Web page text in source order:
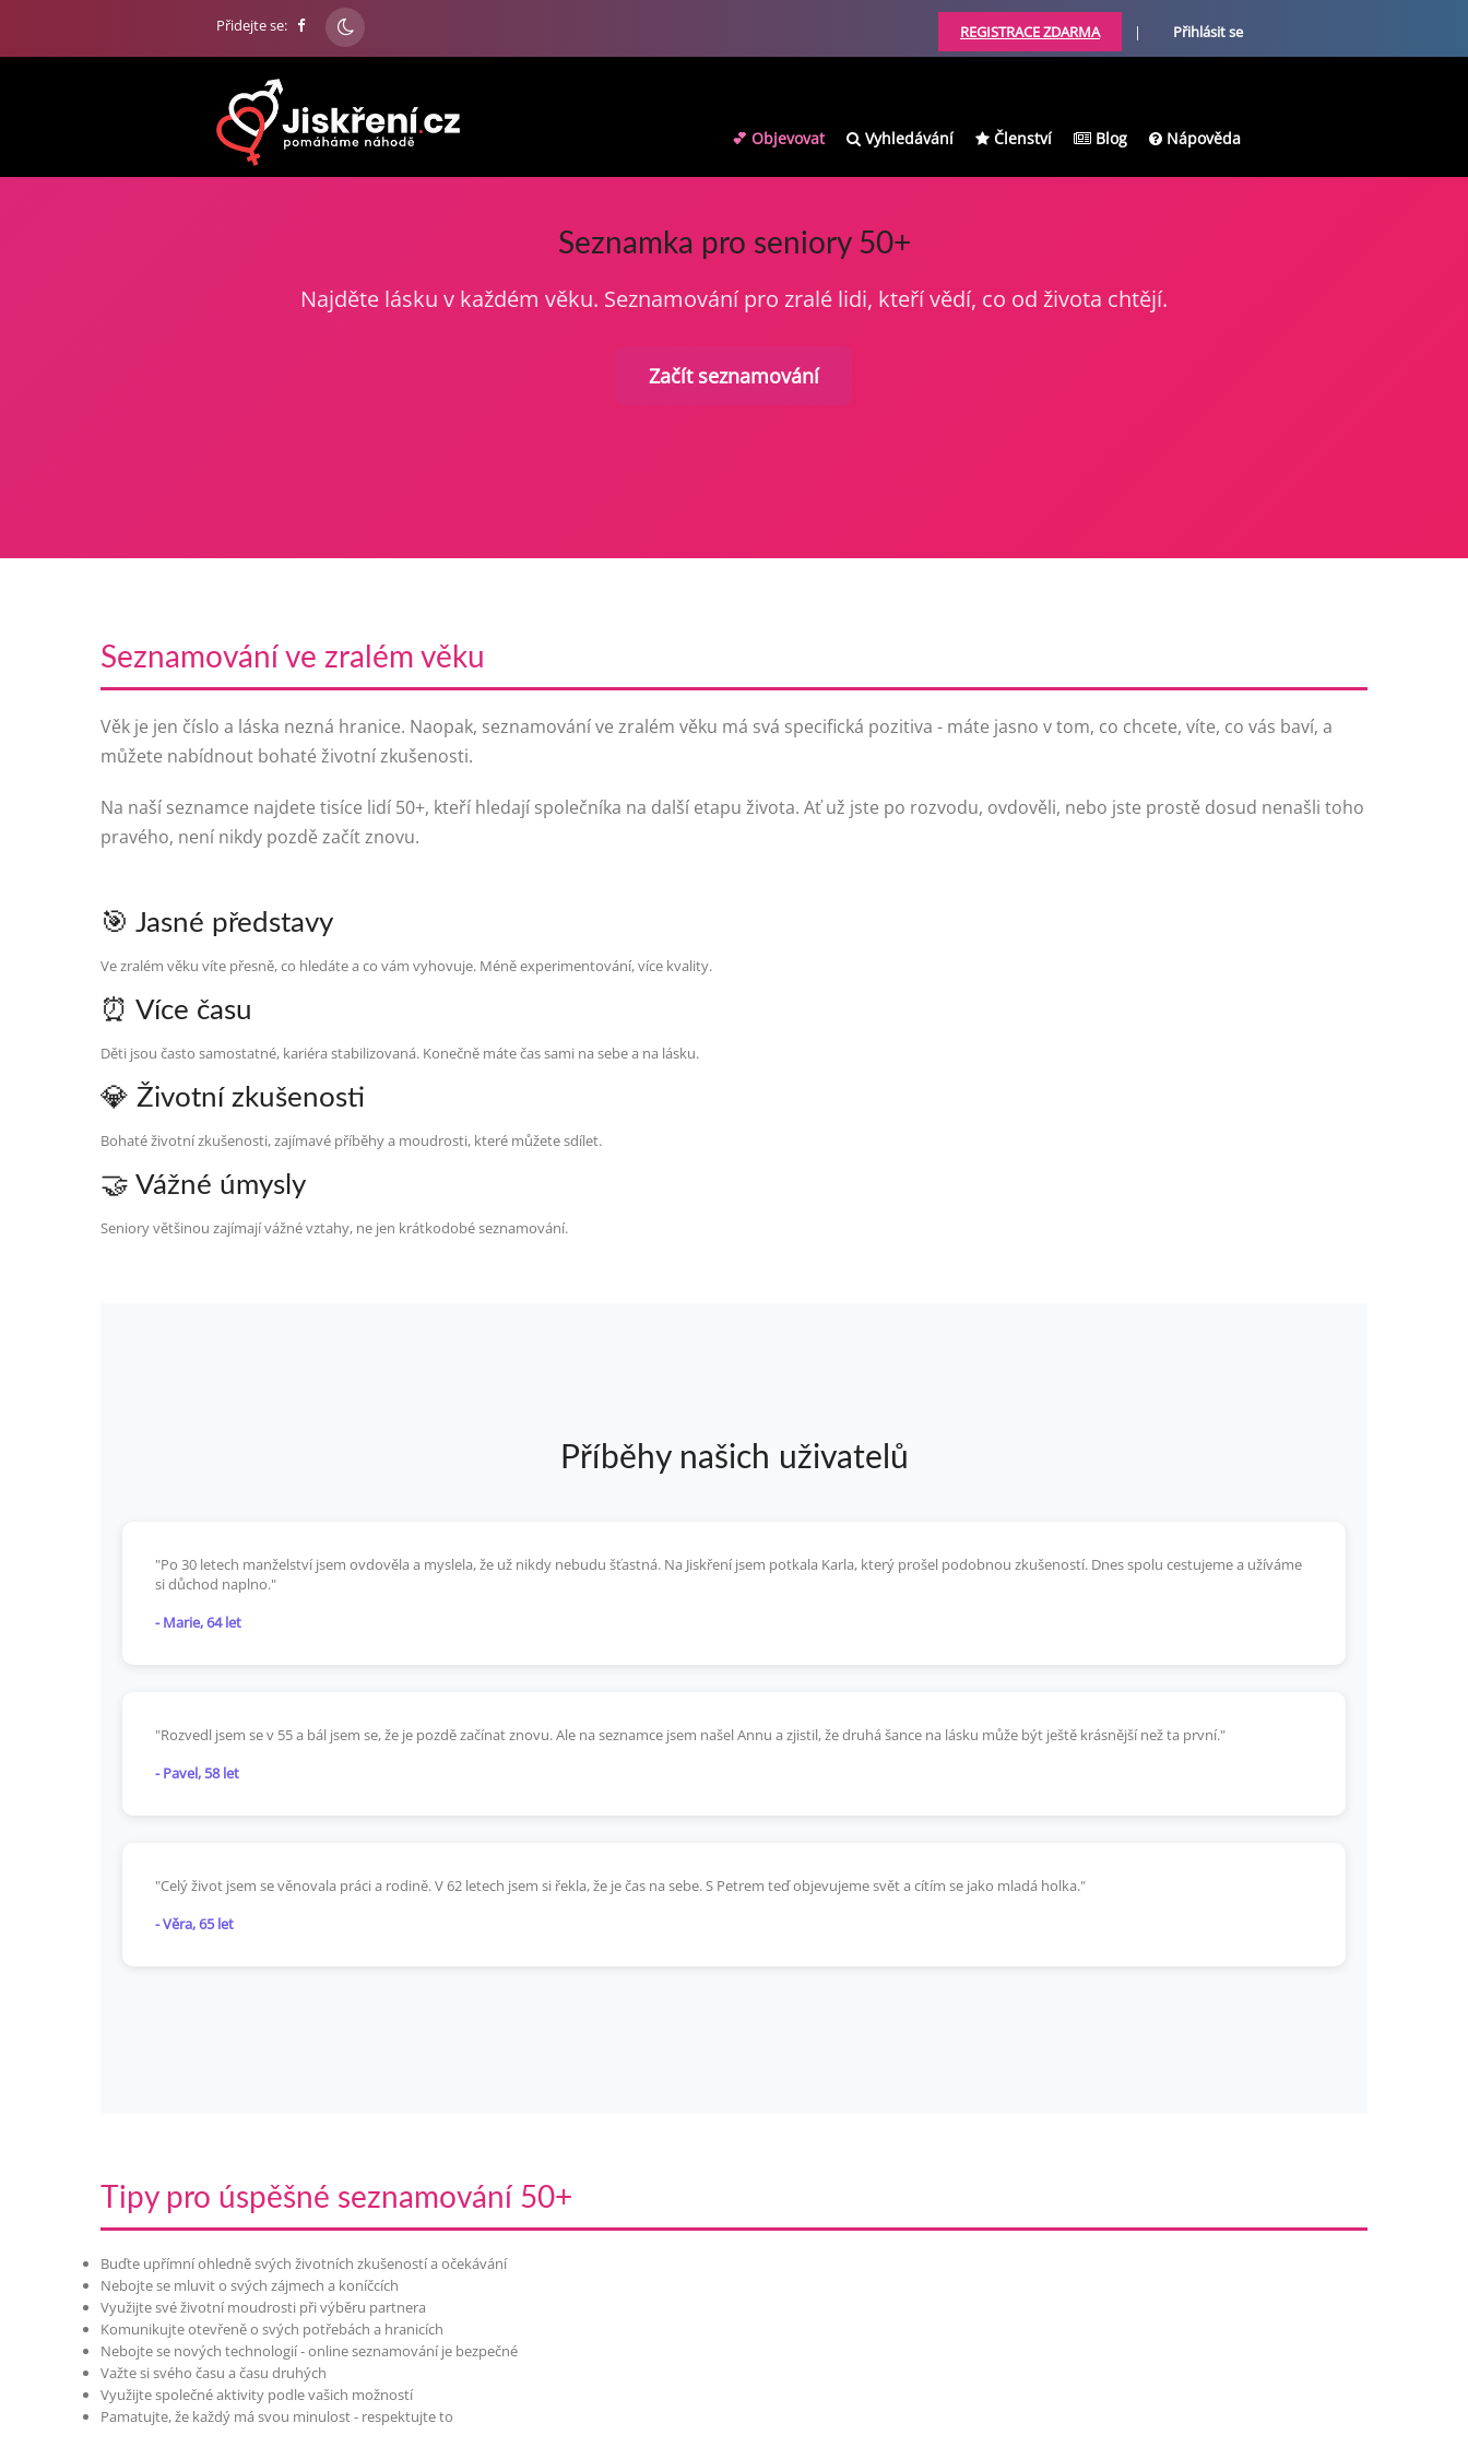
Přidejte se: REGISTRACE ZDARMA | Přihlásit se
💕 Objevovat Vyhledávání Členství Blog Nápověda
Seznamka pro seniory 50+
Najděte lásku v každém věku. Seznamování pro zralé lidi, kteří vědí, co od života chtějí.
Začít seznamování
Seznamování ve zralém věku
Věk je jen číslo a láska nezná hranice. Naopak, seznamování ve zralém věku má svá specifická pozitiva - máte jasno v tom, co chcete, víte, co vás baví, a
můžete nabídnout bohaté životní zkušenosti.
Na naší seznamce najdete tisíce lidí 50+, kteří hledají společníka na další etapu života. Ať už jste po rozvodu, ovdověli, nebo jste prostě dosud nenašli toho
pravého, není nikdy pozdě začít znovu.
🎯 Jasné představy
Ve zralém věku víte přesně, co hledáte a co vám vyhovuje. Méně experimentování, více kvality.
⏰ Více času
Děti jsou často samostatné, kariéra stabilizovaná. Konečně máte čas sami na sebe a na lásku.
💎 Životní zkušenosti
Bohaté životní zkušenosti, zajímavé příběhy a moudrosti, které můžete sdílet.
🤝 Vážné úmysly
Seniory většinou zajímají vážné vztahy, ne jen krátkodobé seznamování.
Příběhy našich uživatelů
"Po 30 letech manželství jsem ovdověla a myslela, že už nikdy nebudu šťastná. Na Jiskření jsem potkala Karla, který prošel podobnou zkušeností. Dnes spolu cestujeme a užíváme
si důchod naplno."
- Marie, 64 let
"Rozvedl jsem se v 55 a bál jsem se, že je pozdě začínat znovu. Ale na seznamce jsem našel Annu a zjistil, že druhá šance na lásku může být ještě krásnější než ta první."
- Pavel, 58 let
"Celý život jsem se věnovala práci a rodině. V 62 letech jsem si řekla, že je čas na sebe. S Petrem teď objevujeme svět a cítím se jako mladá holka."
- Věra, 65 let
Tipy pro úspěšné seznamování 50+
Buďte upřímní ohledně svých životních zkušeností a očekávání
Nebojte se mluvit o svých zájmech a koníčcích
Využijte své životní moudrosti při výběru partnera
Komunikujte otevřeně o svých potřebách a hranicích
Nebojte se nových technologií - online seznamování je bezpečné
Važte si svého času a času druhých
Využijte společné aktivity podle vašich možností
Pamatujte, že každý má svou minulost - respektujte to